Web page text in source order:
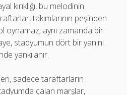
kırıklığı, bu melodinin
takımlarının peşinden
oynamaz; aynı zamanda bir
stadyumun dört bir yanını
yankılanır.
sadece taraftarların
çalan marşlar,